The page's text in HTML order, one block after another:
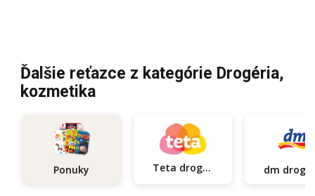
Ďalšie reťazce z kategórie Drogéria,
kozmetika
Ponuky Teta drogerie